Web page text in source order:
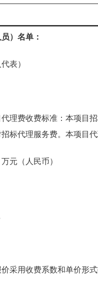
）名单：
表）
理费收费标准：本项目
标代理服务费。本项目代
元（人民币）
采用收费系数和单价形